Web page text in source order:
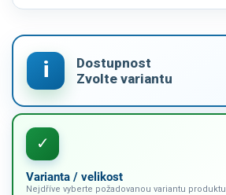
Varianta / velikost
Nejdříve vyberte požadovanou variantu produktu